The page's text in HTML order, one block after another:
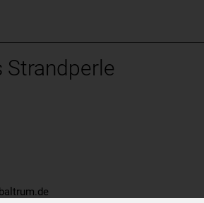
Strandperle